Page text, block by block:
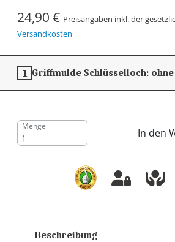
24,90 € Preisangaben inkl. der
Versandkosten
1 Griffmulde Schlüsselloch:
Menge
In den
Beschreibung